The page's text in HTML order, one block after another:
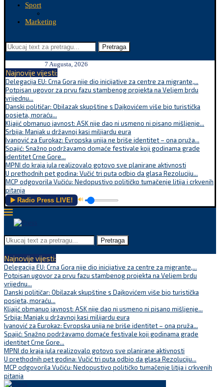
Sport
Marketing
Pretraga
7 Augusta, 2026
Najnovije vijesti:
Delegacija EU: Crna Gora nije dio inicijative za centre za migrante,...
Potpisan ugovor za prvu fazu stambenog projekta na Veljem brdu
vrijednu...
Danski političar: Obilazak skupštine s Dajkovićem više bio turistička
posjeta, moraću...
Kljajić obmanuo javnost: ASK nije dao ni usmeno ni pisano mišljenje...
Srbija: Manjak u državnoj kasi milijardu eura
Ivanović za Eurokaz: Evropska unija ne briše identitet – ona pruža...
Spajić: Snažno podržavamo domaće festivale koji godinama grade
identitet Crne Gore...
MPNI do kraja jula realizovalo gotovo sve planirane aktivnosti
U prethodnih pet godina: Vučić tri puta odbio da glasa Rezoluciju...
MCP odgovorila Vučiću: Nedopustivo političko tumačenje litija i crkvenih
pitanja
▶️ Radio Press LIVE! 🔊
Pretraga
Najnovije vijesti:
Delegacija EU: Crna Gora nije dio inicijative za centre za migrante,...
Potpisan ugovor za prvu fazu stambenog projekta na Veljem brdu
vrijednu...
Danski političar: Obilazak skupštine s Dajkovićem više bio turistička
posjeta, moraću...
Kljajić obmanuo javnost: ASK nije dao ni usmeno ni pisano mišljenje...
Srbija: Manjak u državnoj kasi milijardu eura
Ivanović za Eurokaz: Evropska unija ne briše identitet – ona pruža...
Spajić: Snažno podržavamo domaće festivale koji godinama grade
identitet Crne Gore...
MPNI do kraja jula realizovalo gotovo sve planirane aktivnosti
U prethodnih pet godina: Vučić tri puta odbio da glasa Rezoluciju...
MCP odgovorila Vučiću: Nedopustivo političko tumačenje litija i crkvenih
pitanja